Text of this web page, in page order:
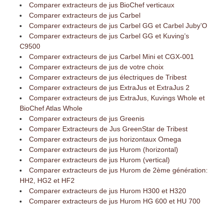
Comparer extracteurs de jus BioChef verticaux
Comparer extracteurs de jus Carbel
Comparer extracteurs de jus Carbel GG et Carbel Juby’O
Comparer extracteurs de jus Carbel GG et Kuving’s
C9500
Comparer extracteurs de jus Carbel Mini et CGX-001
Comparer extracteurs de jus de votre choix
Comparer extracteurs de jus électriques de Tribest
Comparer extracteurs de jus ExtraJus et ExtraJus 2
Comparer extracteurs de jus ExtraJus, Kuvings Whole et
BioChef Atlas Whole
Comparer extracteurs de jus Greenis
Comparer Extracteurs de Jus GreenStar de Tribest
Comparer extracteurs de jus horizontaux Omega
Comparer extracteurs de jus Hurom (horizontal)
Comparer extracteurs de jus Hurom (vertical)
Comparer extracteurs de jus Hurom de 2ème génération:
HH2, HG2 et HF2
Comparer extracteurs de jus Hurom H300 et H320
Comparer extracteurs de jus Hurom HG 600 et HU 700